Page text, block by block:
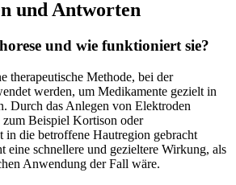
und ​Antworten
⁣und wie funktioniert sie?
therapeutische Methode, bei der
werden, um⁢ Medikamente gezielt⁣ in
Durch das Anlegen⁤ von Elektroden‌
Beispiel Kortison ‍oder
in die betroffene Hautregion gebracht
eine ⁤schnellere ⁣und gezieltere Wirkung, als
Anwendung der Fall wäre.